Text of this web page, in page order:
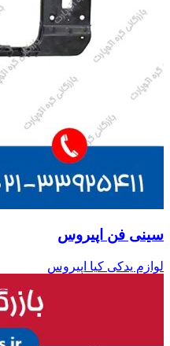
سینی فن اپیروس
لوازم یدکی کیا اپیروس